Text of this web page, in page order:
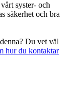
syster- och
säkerhet och bra
Du vet väl
hur du kontaktar